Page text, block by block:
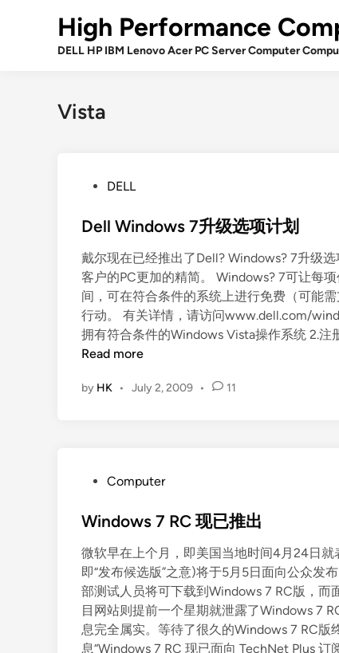
High Performance
DELL HP IBM Lenovo Acer PC Server Computer
Vista
s
e
d
i
n
DELL
Dell Windows 7升级选项计划
戴尔现在已经推出了Dell? Windows? 7升级
客户的PC更加的精简。 Windows? 7可让每
间，可在符合条件的系统上进行免费（可能
行动。 有关详情，请访问www.dell.com/
拥有符合条件的Windows Vista操作系统 2.
D
l
w
s
7
升
级
选
项
Read more
by HK • July 2, 2009 • 11
s
e
d
i
n
Computer
Windows 7 RC 现已推出
微软早在上个月，即美国当地时间4月24日
即“发布候选版”之意)将于5月5日面向公众发
部测试人员将可下载到Windows 7 RC版，
目网站则提前一个星期就泄露了Windows 7
息完全属实。等待了很久的Windows 7 RC
息“Windows 7 RC 现已面向 TechNet Plus